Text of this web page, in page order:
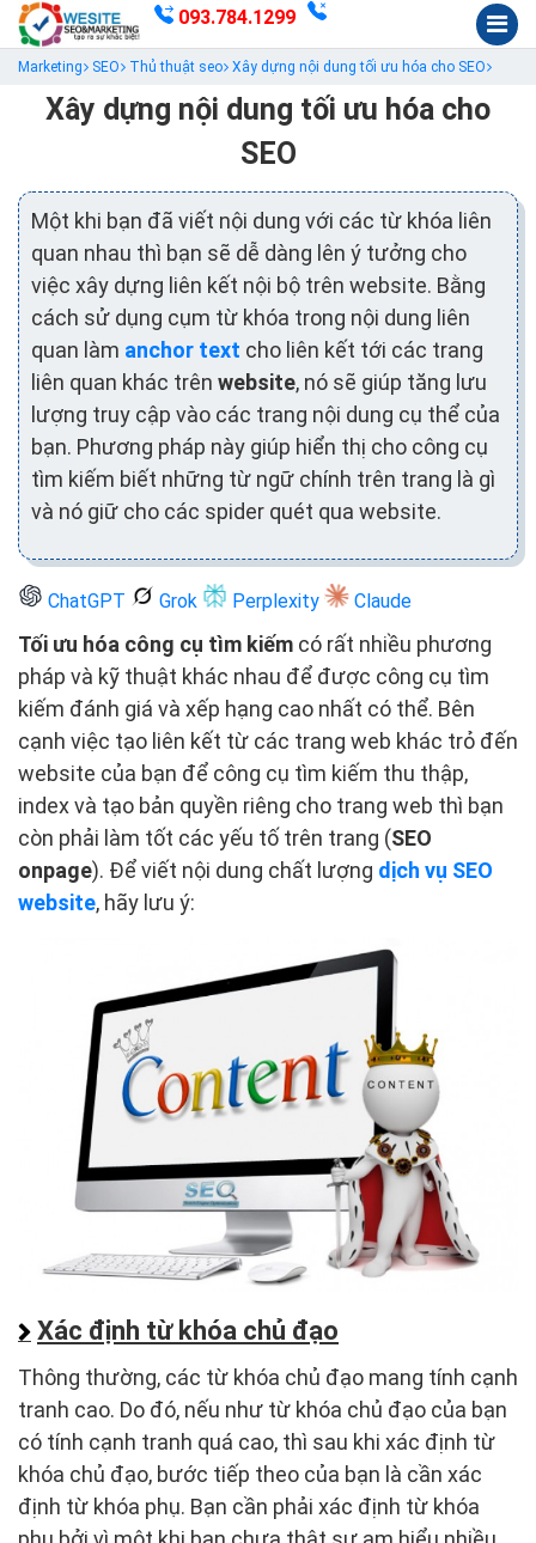
093.784.1299
Marketing SEO Thủ thuật seo Xây dựng nội dung tối ưu hóa cho SEO
Xây dựng nội dung tối ưu hóa cho
SEO
Một khi bạn đã viết nội dung với các từ khóa liên
quan nhau thì bạn sẽ dễ dàng lên ý tưởng cho
việc xây dựng liên kết nội bộ trên website. Bằng
cách sử dụng cụm từ khóa trong nội dung liên
quan làm anchor text cho liên kết tới các trang
liên quan khác trên website, nó sẽ giúp tăng lưu
lượng truy cập vào các trang nội dung cụ thể của
bạn. Phương pháp này giúp hiển thị cho công cụ
tìm kiếm biết những từ ngữ chính trên trang là gì
và nó giữ cho các spider quét qua website.
ChatGPT Grok Perplexity Claude
Tối ưu hóa công cụ tìm kiếm có rất nhiều phương
pháp và kỹ thuật khác nhau để được công cụ tìm
kiếm đánh giá và xếp hạng cao nhất có thể. Bên
cạnh việc tạo liên kết từ các trang web khác trỏ đến
website của bạn để công cụ tìm kiếm thu thập,
index và tạo bản quyền riêng cho trang web thì bạn
còn phải làm tốt các yếu tố trên trang (SEO
onpage). Để viết nội dung chất lượng dịch vụ SEO
website, hãy lưu ý:
Xác định từ khóa chủ đạo
Thông thường, các từ khóa chủ đạo mang tính cạnh
tranh cao. Do đó, nếu như từ khóa chủ đạo của bạn
có tính cạnh tranh quá cao, thì sau khi xác định từ
khóa chủ đạo, bước tiếp theo của bạn là cần xác
định từ khóa phụ. Bạn cần phải xác định từ khóa